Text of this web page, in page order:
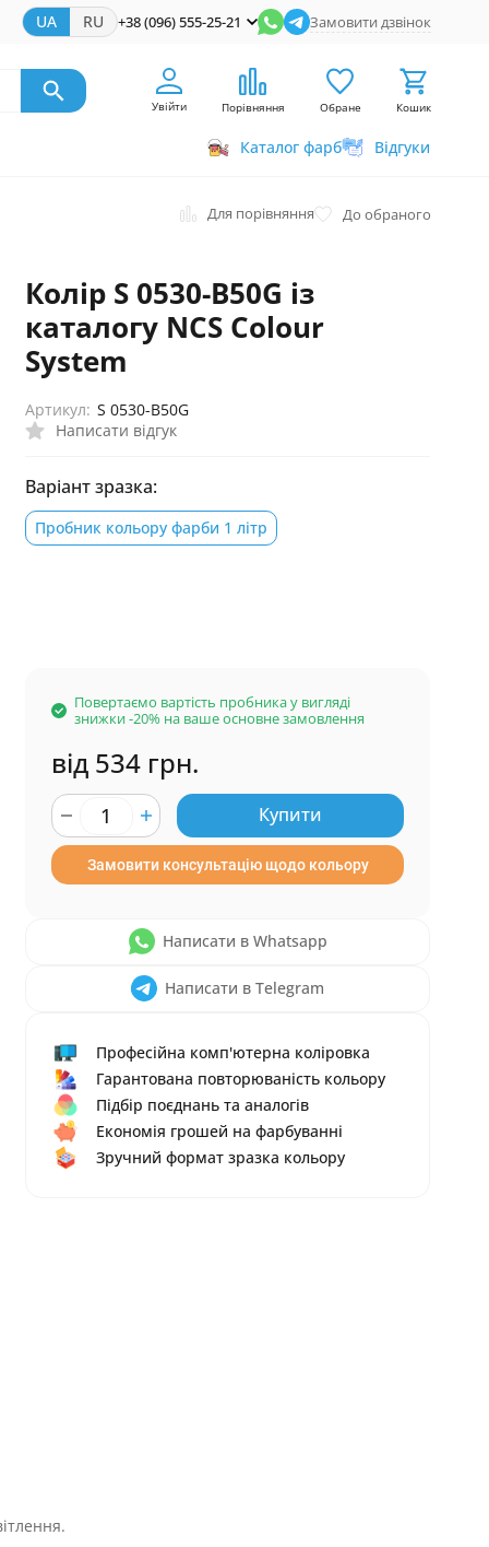
UA RU +38 (096) 555-25-21 Замовити дзвінок
Увійти Порівняння Обране Кошик
Каталог фарб Відгуки
Для порівняння До обраного
Колір S 0530-B50G із
каталогу NCS Colour
System
Написати відгук
Артикул: S 0530-B50G
Варіант зразка:
Пробник кольору фарби 1 літр
Повертаємо вартість пробника у вигляді
знижки -20% на ваше основне замовлення
від 534 грн.
Купити
Замовити консультацію щодо кольору
Написати в Whatsapp
Написати в Telegram
Професійна комп'ютерна коліровка
Гарантована повторюваність кольору
Підбір поєднань та аналогів
Економія грошей на фарбуванні
Зручний формат зразка кольору